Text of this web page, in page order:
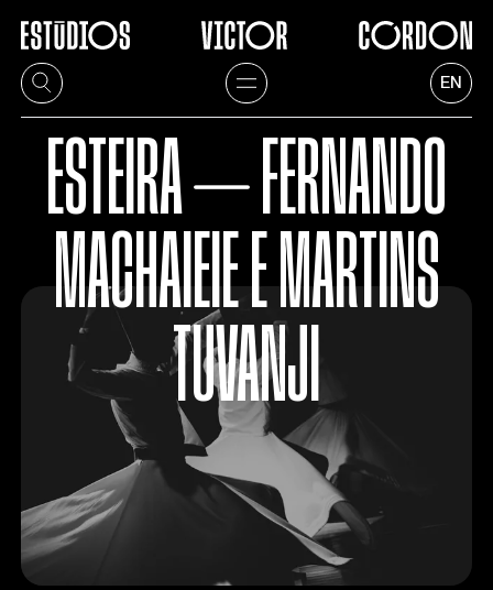
EN
ESTEIRA ⏤ FERNANDO
MACHAIEIE E MARTINS
TUVANJI